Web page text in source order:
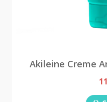
Akileine Creme